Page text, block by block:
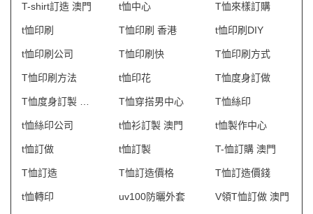
T-shirt訂造 澳門 t恤中心 T恤來樣訂購
t恤印刷 T恤印刷 香港 t恤印刷DIY
t恤印刷公司 T恤印刷快 T恤印刷方式
T恤印刷方法 t恤印花 T恤度身訂做
T恤穿搭男中心 T恤絲印
t恤絲印公司 t恤衫訂製 澳門 t恤製作中心
t恤訂做 t恤訂製 T-恤訂購 澳門
T恤訂造 T恤訂造價格 T恤訂造價錢
t恤轉印 uv100防曬外套 V領T恤訂做 澳門